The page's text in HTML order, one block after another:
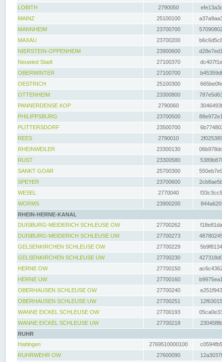
LOBITH
2790050
MAINZ
25100100
MANNHEIM
23700700
MAXAU
23700200
NIERSTEIN-OPPENHEIM
23900600
Neuwied Stadt
27100370
OBERWINTER
27100700
OESTRICH
25100300
OTTENHEIM
23300800
PANNERDENSE KOP
2790060
PHILIPPSBURG
23700500
PLITTERSDORF
23500700
REES
2790010
RHEINWEILER
23300130
RUST
23300580
SANKT GOAR
25700300
SPEYER
23700600
WESEL
2770040
WORMS
23900200
RHEIN-HERNE-KANAL
DUISBURG-MEIDERICH SCHLEUSE OW
27700262
DUISBURG-MEIDERICH SCHLEUSE UW
27700273
GELSENKIRCHEN SCHLEUSE OW
27700229
GELSENKIRCHEN SCHLEUSE UW
27700230
HERNE OW
27700150
HERNE UW
27700160
OBERHAUSEN SCHLEUSE OW
27700240
OBERHAUSEN SCHLEUSE UW
27700251
WANNE EICKEL SCHLEUSE OW
27700193
WANNE EICKEL SCHLEUSE UW
27700218
RUHR
Hattingen
2769510000100
RUHRWEHR OW
27600090